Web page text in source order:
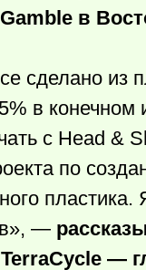
в
сделано
в конечном
с Head
по
—
—